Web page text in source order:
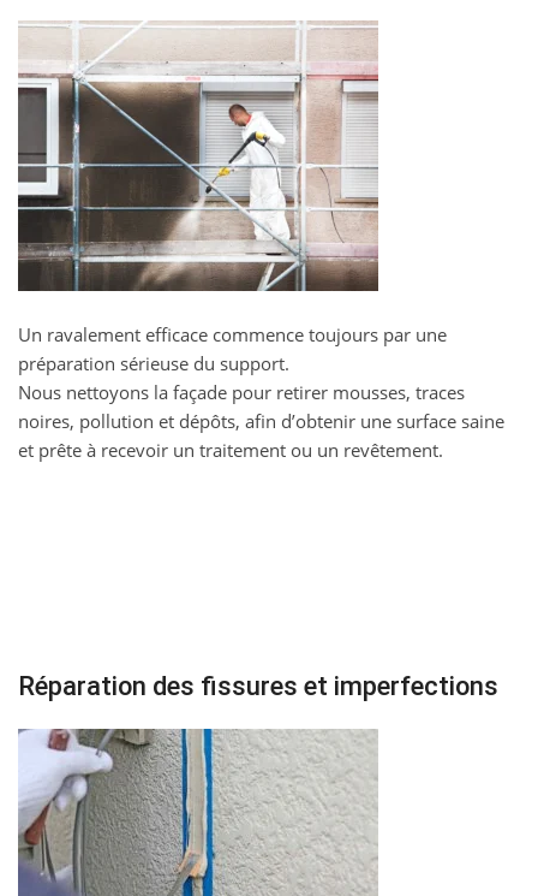
Un ravalement efficace commence toujours par une
préparation sérieuse du support.
Nous nettoyons la façade pour retirer mousses, traces
noires, pollution et dépôts, afin d’obtenir une surface saine
et prête à recevoir un traitement ou un revêtement.
Réparation des fissures et imperfections